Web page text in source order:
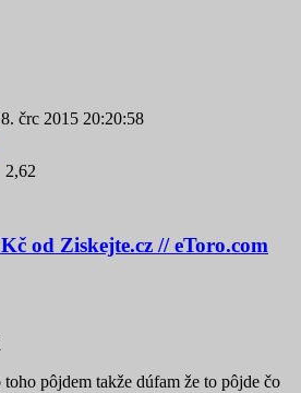
črc 2015 20:20:58
2,62
od Ziskejte.cz // eToro.com
pôjdem takže dúfam že to pôjde čo